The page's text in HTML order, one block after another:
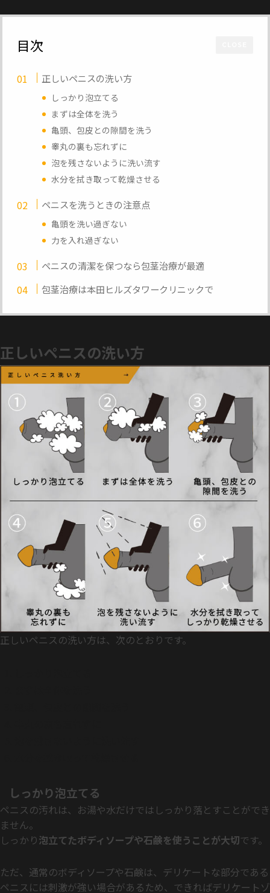
目次
正しいペニスの洗い方
しっかり泡立てる
まずは全体を洗う
亀頭、包皮との隙間を洗う
睾丸の裏も忘れずに
泡を残さないように洗い流す
水分を拭き取って乾燥させる
ペニスを洗うときの注意点
亀頭を洗い過ぎない
力を入れ過ぎない
ペニスの清潔を保つなら包茎治療が最適
包茎治療は本田ヒルズタワークリニックで
正しいペニスの洗い方
正しいペニスの洗い方は、次のとおりです。
しっかり泡立てる
ペニスの汚れは、お湯や水だけではしっかり落とすことができ
ません。
しっかり泡立てたボディソープや石鹸を使うことが大切です。
ただ、通常のボディソープや石鹸は、デリケートな部分である
ペニスには刺激が強い場合があるため、できればデリケートゾ